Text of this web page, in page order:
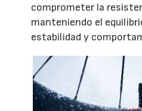
comprometer la
manteniendo el
estabilidad y